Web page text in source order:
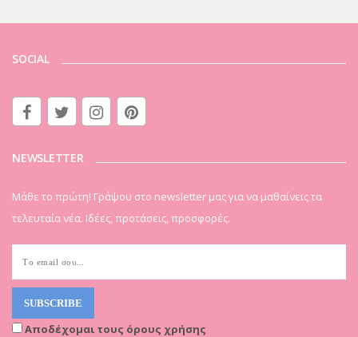
SOCIAL
NEWSLETTER
Μάθε το πρώτη! Γράψου στο newsletter μας για να μαθαίνεις τα
τελευταία νέα. Ιδέες, προτάσεις, προσφορές.
Αποδέχομαι τους όρους χρήσης